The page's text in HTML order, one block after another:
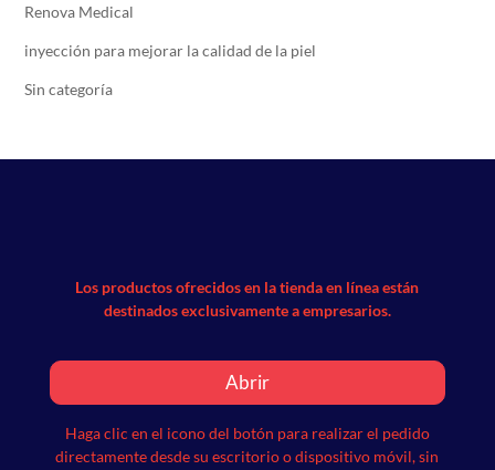
Renova Medical
inyección para mejorar la calidad de la piel
Sin categoría
Los productos ofrecidos en la tienda en línea están
destinados exclusivamente a empresarios.
Abrir
Haga clic en el icono del botón para realizar el pedido
directamente desde su escritorio o dispositivo móvil, sin